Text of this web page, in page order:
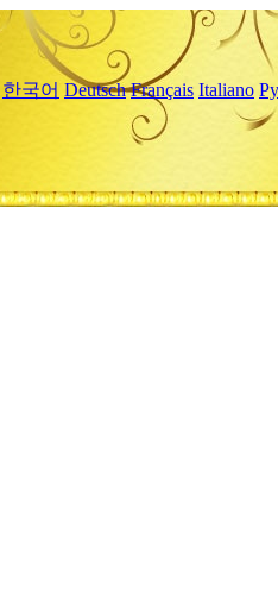
한국어 Deutsch Français Italiano